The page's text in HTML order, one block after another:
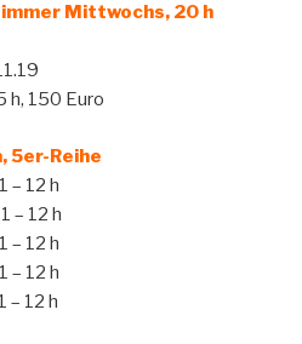
Mittwochs, 20 h
h, 150 Euro
5er-Reihe
– 12 h
– 12 h
– 12 h
– 12 h
– 12 h